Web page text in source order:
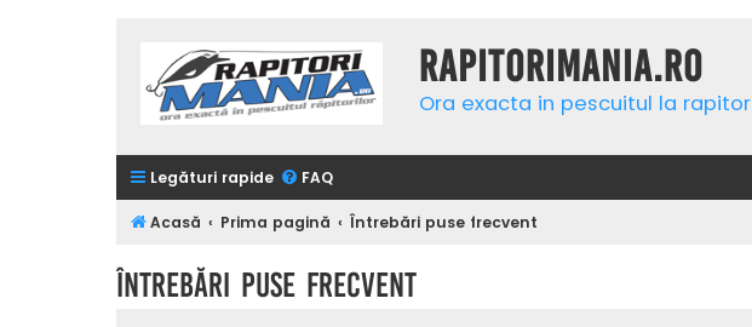
Rapitorimania.ro
Ora exacta in pescuitul la rapitor
Legături rapide FAQ
Acasă Prima pagină Întrebări puse frecvent
Întrebări puse frecvent